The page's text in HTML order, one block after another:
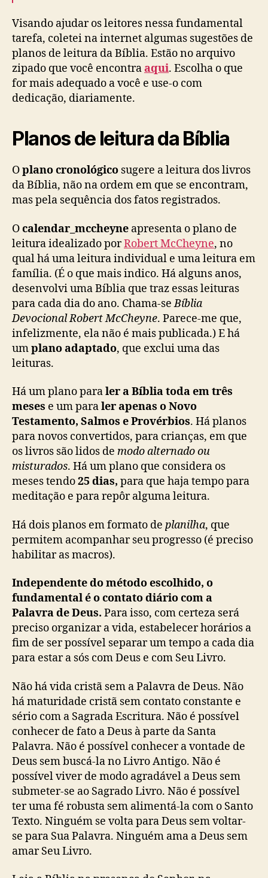
Visando ajudar os leitores nessa fundamental
tarefa, coletei na internet algumas sugestões de
planos de leitura da Bíblia. Estão no arquivo
zipado que você encontra aqui. Escolha o que
for mais adequado a você e use-o com
dedicação, diariamente.
Planos de leitura da Bíblia
Oplano cronológico sugere a leitura dos livros
da Bíblia, não na ordem em que se encontram,
mas pela sequência dos fatos registrados.
Ocalendar_mccheyne apresenta o plano de
leitura idealizado porRobert McCheyne, no
qual há uma leitura individual e uma leitura em
família. (É o que mais indico. Há alguns anos,
desenvolvi uma Bíblia que traz essas leituras
para cada dia do ano. Chama-seBíblia
Devocional Robert McCheyne. Parece-me que,
infelizmente, ela não é mais publicada.) E há
umplano adaptado, que exclui uma das
leituras.
Há um plano paraler a Bíblia toda em três
meses e um paraler apenas o Novo
Testamento, Salmos e Provérbios. Há planos
para novos convertidos, para crianças, em que
os livros são lidos de modo alternado ou
misturados. Há um plano que considera os
meses tendo25 dias, para que haja tempo para
meditação e para repôr alguma leitura.
Há dois planos em formato de planilha, que
permitem acompanhar seu progresso (é preciso
habilitar as macros).
Independente do método escolhido, o
fundamental é o contato diário com a
Palavra de Deus. Para isso, com certeza será
preciso organizar a vida, estabelecer horários a
fim de ser possível separar um tempo a cada dia
para estar a sós com Deus e com Seu Livro.
Não há vida cristã sem a Palavra de Deus. Não
há maturidade cristã sem contato constante e
sério com a Sagrada Escritura. Não é possível
conhecer de fato a Deus à parte da Santa
Palavra. Não é possível conhecer a vontade de
Deus sem buscá-la no Livro Antigo. Não é
possível viver de modo agradável a Deus sem
submeter-se ao Sagrado Livro. Não é possível
ter uma fé robusta sem alimentá-la com o Santo
Texto. Ninguém se volta para Deus sem voltar-
se para Sua Palavra. Ninguém ama a Deus sem
amar Seu Livro.